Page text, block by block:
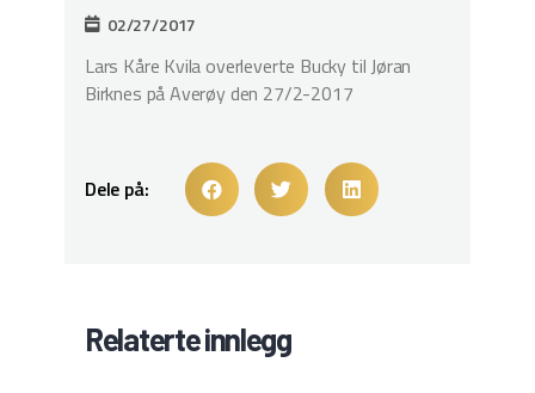
02/27/2017
Lars Kåre Kvila overleverte Bucky til Jøran
Birknes på Averøy den 27/2-2017
Dele på:
Relaterte innlegg